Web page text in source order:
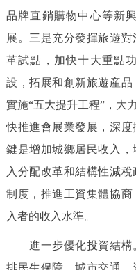
品牌直銷購物中心等新
展。三是充分發揮旅遊
革試點，加快十大重點
設，拓展和創新旅遊産品
實施“五大提升工程”，大
快推進會展業發展，深
鍵是增加城鄉居民收入
入分配改革和結構性減
制度，推進工資集體協
入者的收入水準。
進一步優化投資結構
排民生保障、城市交通、